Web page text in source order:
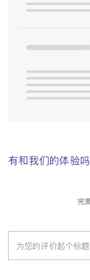
有和我们的体验
完
为您的评价起个标题